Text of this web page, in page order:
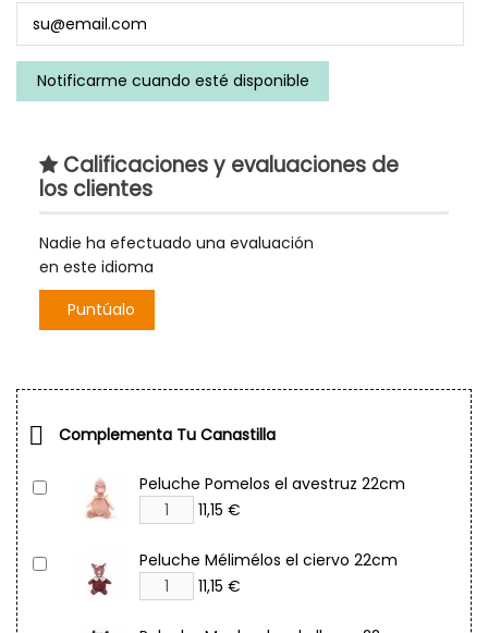
Calificaciones y evaluaciones de
los clientes
Nadie ha efectuado una evaluación
en este idioma
Puntúalo
 Complementa Tu Canastilla
Peluche Pomelos el avestruz 22cm
11,15 €
Peluche Mélimélos el ciervo 22cm
11,15 €